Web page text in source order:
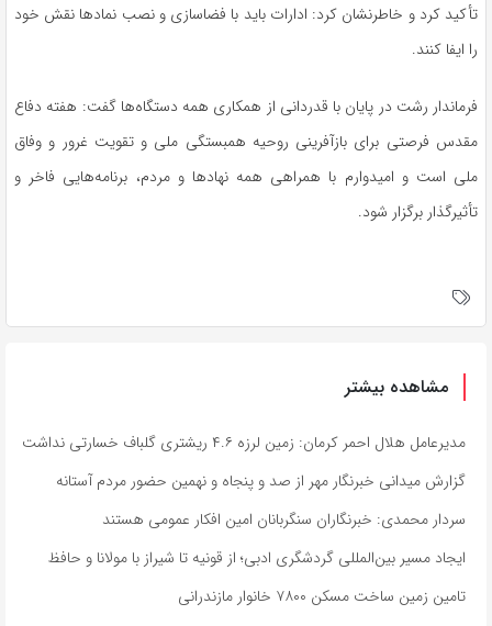
تأکید کرد و خاطرنشان کرد: ادارات باید با فضاسازی و نصب نمادها نقش خود
را ایفا کنند.
فرماندار رشت در پایان با قدردانی از همکاری همه دستگاه‌ها گفت: هفته دفاع
مقدس فرصتی برای بازآفرینی روحیه همبستگی ملی و تقویت غرور و وفاق
ملی است و امیدوارم با همراهی همه نهادها و مردم، برنامه‌هایی فاخر و
تأثیرگذار برگزار شود.
مشاهده بیشتر
مدیرعامل هلال احمر کرمان: زمین لرزه ۴.۶ ریشتری گلباف خسارتی نداشت
گزارش میدانی خبرنگار مهر از صد و پنجاه و نهمین حضور مردم آستانه
سردار محمدی: خبرنگاران سنگربانان امین افکار عمومی هستند
ایجاد مسیر بین‌المللی گردشگری ادبی؛ از قونیه تا شیراز با مولانا و حافظ
تامین زمین ساخت مسکن ۷۸۰۰ خانوار مازندرانی